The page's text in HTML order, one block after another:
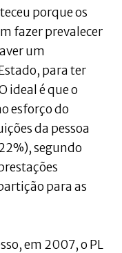
porque os
fazer prevalecer
um
para ter
ideal é que o
esforço do
da pessoa
segundo
para as
em 2007, o PL